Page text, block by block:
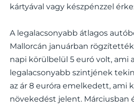
kártyával vagy készpénzzel
A legalacsonyabb átlagos
Mallorcán januárban
napi körülbelül 5 euró volt, ami
legalacsonyabb szintjének
az ár 8 euróra emelkedett, ami
növekedést jelent. Márciusban